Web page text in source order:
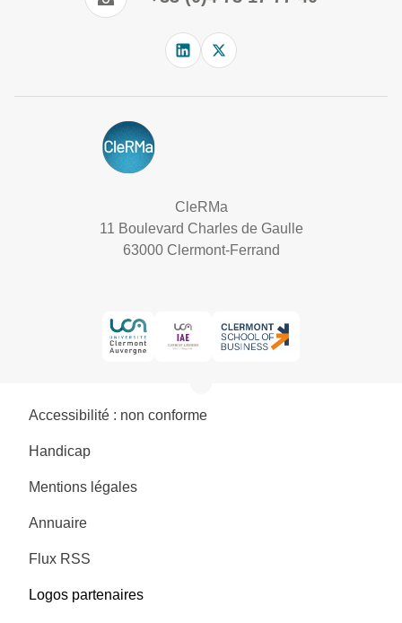
CleRMa
11 Boulevard Charles de Gaulle
63000 Clermont-Ferrand
Accessibilité : non conforme
Handicap
Mentions légales
Annuaire
Flux RSS
Logos partenaires